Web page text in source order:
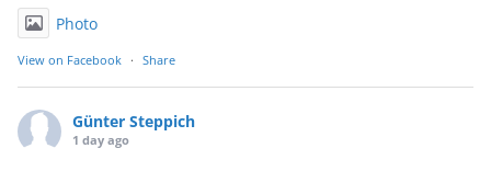
Photo
View on Facebook · Share
Günter Steppich
1 day ago